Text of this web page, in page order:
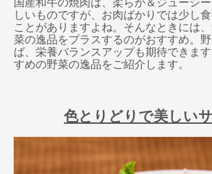
しいものですが、お肉ばかりでは少し
ことがありますよね。そんなときには
菜の逸品をプラスするのがおすすめ。
ば、栄養バランスアップも期待できま
すめの野菜の逸品をご紹介します。
色とりどりで美しい